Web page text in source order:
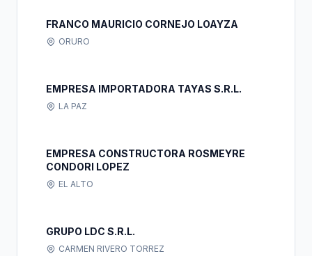
FRANCO MAURICIO CORNEJO LOAYZA
ORURO
EMPRESA IMPORTADORA TAYAS S.R.L.
LA PAZ
EMPRESA CONSTRUCTORA ROSMEYRE
CONDORI LOPEZ
EL ALTO
GRUPO LDC S.R.L.
CARMEN RIVERO TORREZ